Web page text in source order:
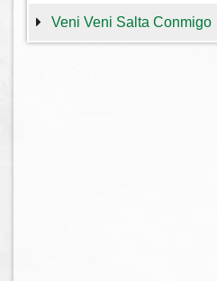
Veni Veni Salta Conmigo